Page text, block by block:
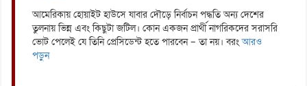
আমেরিকায় হোয়াইট হাউসে যাবার দৌড়ে নির্বাচন পদ্ধতি অন্য দেশের
তুলনায় ভিন্ন এবং কিছুটা জটিল। কোন একজন প্রার্থী নাগরিকদের সরাসরি
ভোট পেলেই যে তিনি প্রেসিডেন্ট হতে পারবেন – তা নয়। বরংআরও
পড়ুন